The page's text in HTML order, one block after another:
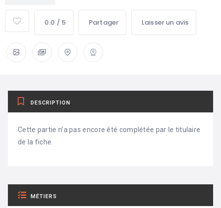
0.0 / 5 Partager Laisser un avis
DESCRIPTION
Cette partie n’a pas encore été complétée par le titulaire
de la fiche.
MÉTIERS